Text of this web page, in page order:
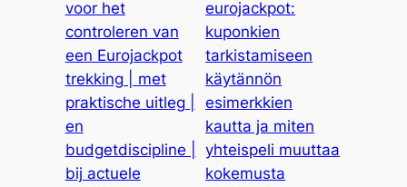
voor het
controleren van
een Eurojackpot
trekking | met
praktische uitleg |
en
budgetdiscipline |
bij actuele
eurojackpot:
kuponkien
tarkistamiseen
käytännön
esimerkkien
kautta ja miten
yhteispeli muuttaa
kokemusta